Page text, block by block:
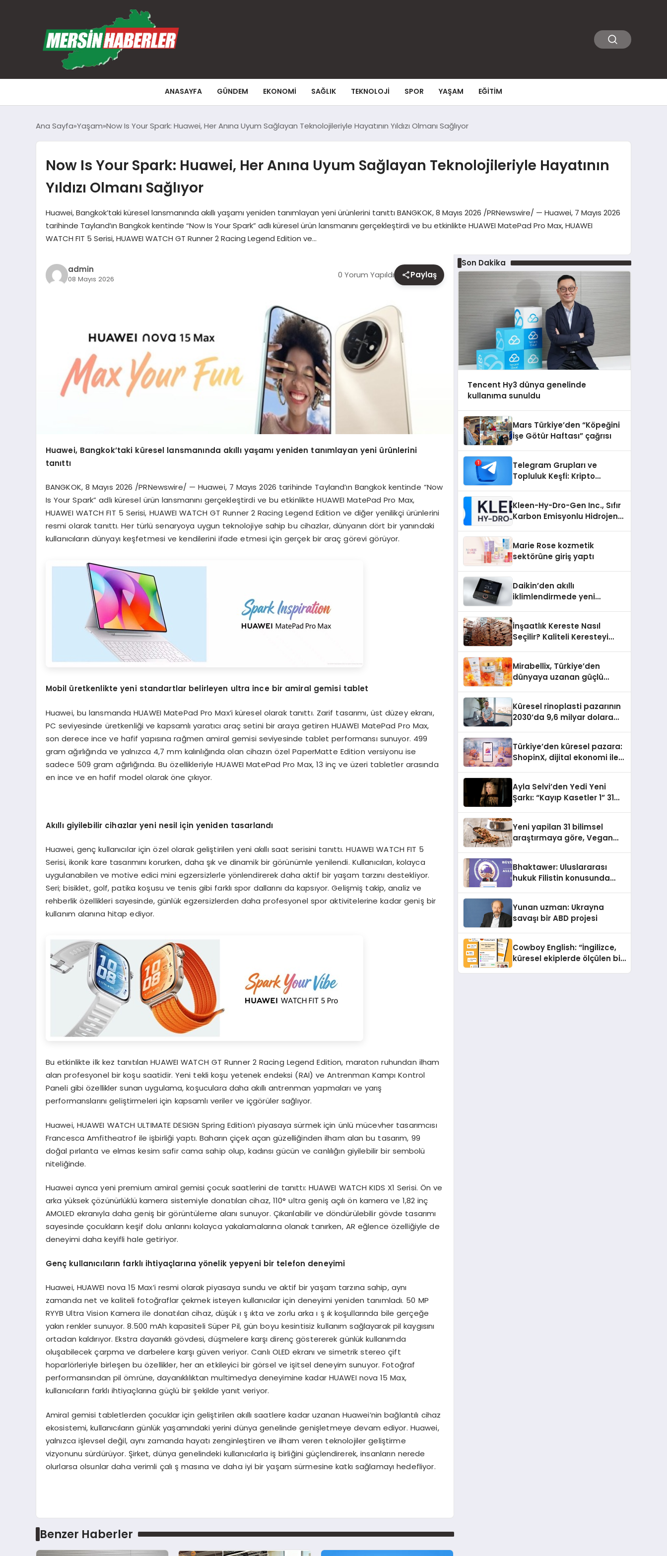
ANASAYFA GÜNDEM EKONOMI SAĞLIK TEKNOLOJI SPOR YAŞAM EĞITIM
Ana Sayfa Yaşam Now Is Your Spark: Huawei, Her Anına Uyum Sağlayan Teknolojileriyle Hayatının Yıldızı Olmanı Sağlıyor
Now Is Your Spark: Huawei, Her Anına Uyum Sağlayan Teknolojileriyle Hayatının
Yıldızı Olmanı Sağlıyor
Huawei, Bangkok’taki küresel lansmanında akıllı yaşamı yeniden tanımlayan yeni ürünlerini tanıttı BANGKOK, 8 Mayıs 2026 /PRNewswire/ — Huawei, 7 Mayıs 2026
tarihinde Tayland’ın Bangkok kentinde “Now Is Your Spark” adlı küresel ürün lansmanını gerçekleştirdi ve bu etkinlikte HUAWEI MatePad Pro Max, HUAWEI
WATCH FIT 5 Serisi, HUAWEI WATCH GT Runner 2 Racing Legend Edition ve…
admin
08 Mayıs 2026 0 Yorum Yapıldı Paylaş
Huawei, Bangkok’taki küresel lansmanında akıllı yaşamı yeniden tanımlayan yeni ürünlerini
tanıttı
BANGKOK, 8 Mayıs 2026 /PRNewswire/ — Huawei, 7 Mayıs 2026 tarihinde Tayland’ın Bangkok kentinde “Now
Is Your Spark” adlı küresel ürün lansmanını gerçekleştirdi ve bu etkinlikte HUAWEI MatePad Pro Max,
HUAWEI WATCH FIT 5 Serisi, HUAWEI WATCH GT Runner 2 Racing Legend Edition ve diğer yenilikçi ürünlerini
resmi olarak tanıttı. Her türlü senaryoya uygun teknolojiye sahip bu cihazlar, dünyanın dört bir yanındaki
kullanıcıların dünyayı keşfetmesi ve kendilerini ifade etmesi için gerçek bir araç görevi görüyor.
Mobil üretkenlikte yeni standartlar belirleyen ultra ince bir amiral gemisi tablet
Huawei, bu lansmanda HUAWEI MatePad Pro Max’i küresel olarak tanıttı. Zarif tasarımı, üst düzey ekranı,
PC seviyesinde üretkenliği ve kapsamlı yaratıcı araç setini bir araya getiren HUAWEI MatePad Pro Max,
son derece ince ve hafif yapısına rağmen amiral gemisi seviyesinde tablet performansı sunuyor. 499
gram ağırlığında ve yalnızca 4,7 mm kalınlığında olan cihazın özel PaperMatte Edition versiyonu ise
sadece 509 gram ağırlığında. Bu özellikleriyle HUAWEI MatePad Pro Max, 13 inç ve üzeri tabletler arasında
en ince ve en hafif model olarak öne çıkıyor.
Akıllı giyilebilir cihazlar yeni nesil için yeniden tasarlandı
Huawei, genç kullanıcılar için özel olarak geliştirilen yeni akıllı saat serisini tanıttı. HUAWEI WATCH FIT 5
Serisi, ikonik kare tasarımını korurken, daha şık ve dinamik bir görünümle yenilendi. Kullanıcıları, kolayca
uygulanabilen ve motive edici mini egzersizlerle yönlendirerek daha aktif bir yaşam tarzını destekliyor.
Seri; bisiklet, golf, patika koşusu ve tenis gibi farklı spor dallarını da kapsıyor. Gelişmiş takip, analiz ve
rehberlik özellikleri sayesinde, günlük egzersizlerden daha profesyonel spor aktivitelerine kadar geniş bir
kullanım alanına hitap ediyor.
Bu etkinlikte ilk kez tanıtılan HUAWEI WATCH GT Runner 2 Racing Legend Edition, maraton ruhundan ilham
alan profesyonel bir koşu saatidir. Yeni tekli koşu yetenek endeksi (RAI) ve Antrenman Kampı Kontrol
Paneli gibi özellikler sunan uygulama, koşuculara daha akıllı antrenman yapmaları ve yarış
performanslarını geliştirmeleri için kapsamlı veriler ve içgörüler sağlıyor.
Huawei, HUAWEI WATCH ULTIMATE DESIGN Spring Edition’ı piyasaya sürmek için ünlü mücevher tasarımcısı
Francesca Amfitheatrof ile işbirliği yaptı. Baharın çiçek açan güzelliğinden ilham alan bu tasarım, 99
doğal pırlanta ve elmas kesim safir cama sahip olup, kadınsı gücün ve canlılığın giyilebilir bir sembolü
niteliğinde.
Huawei ayrıca yeni premium amiral gemisi çocuk saatlerini de tanıttı: HUAWEI WATCH KIDS X1 Serisi. Ön ve
arka yüksek çözünürlüklü kamera sistemiyle donatılan cihaz, 110° ultra geniş açılı ön kamera ve 1,82 inç
AMOLED ekranıyla daha geniş bir görüntüleme alanı sunuyor. Çıkarılabilir ve döndürülebilir gövde tasarımı
sayesinde çocukların keşif dolu anlarını kolayca yakalamalarına olanak tanırken, AR eğlence özelliğiyle de
deneyimi daha keyifli hale getiriyor.
Genç kullanıcıların farklı ihtiyaçlarına yönelik yepyeni bir telefon deneyimi
Huawei, HUAWEI nova 15 Max’i resmi olarak piyasaya sundu ve aktif bir yaşam tarzına sahip, aynı
zamanda net ve kaliteli fotoğraflar çekmek isteyen kullanıcılar için deneyimi yeniden tanımladı. 50 MP
RYYB Ultra Vision Kamera ile donatılan cihaz, düşük ı ş ıkta ve zorlu arka ı ş ık koşullarında bile gerçeğe
yakın renkler sunuyor. 8.500 mAh kapasiteli Süper Pil, gün boyu kesintisiz kullanım sağlayarak pil kaygısını
ortadan kaldırıyor. Ekstra dayanıklı gövdesi, düşmelere karşı direnç göstererek günlük kullanımda
oluşabilecek çarpma ve darbelere karşı güven veriyor. Canlı OLED ekranı ve simetrik stereo çift
hoparlörleriyle birleşen bu özellikler, her an etkileyici bir görsel ve işitsel deneyim sunuyor. Fotoğraf
performansından pil ömrüne, dayanıklılıktan multimedya deneyimine kadar HUAWEI nova 15 Max,
kullanıcıların farklı ihtiyaçlarına güçlü bir şekilde yanıt veriyor.
Amiral gemisi tabletlerden çocuklar için geliştirilen akıllı saatlere kadar uzanan Huawei’nin bağlantılı cihaz
ekosistemi, kullanıcıların günlük yaşamındaki yerini dünya genelinde genişletmeye devam ediyor. Huawei,
yalnızca işlevsel değil, aynı zamanda hayatı zenginleştiren ve ilham veren teknolojiler geliştirme
vizyonunu sürdürüyor. Şirket, dünya genelindeki kullanıcılarla iş birliğini güçlendirerek, insanların nerede
olurlarsa olsunlar daha verimli çalı ş masına ve daha iyi bir yaşam sürmesine katkı sağlamayı hedefliyor.
Benzer Haberler
Son Dakika
Tencent Hy3 dünya genelinde
kullanıma sunuldu
Mars Türkiye’den “Köpeğini
İşe Götür Haftası” çağrısı
Telegram Grupları ve
Topluluk Keşfi: Kripto
Kleen-Hy-Dro-Gen Inc., Sıfır
Karbon Emisyonlu Hidrojen
Aldı
Marie Rose kozmetik
sektörüne giriş yaptı
Daikin’den akıllı
iklimlendirmede yeni
İnşaatlık Kereste Nasıl
Seçilir? Kaliteli Keresteyi
Mirabellix, Türkiye’den
dünyaya uzanan güçlü
Küresel rinoplasti pazarının
2030’da 9,6 milyar dolara
Türkiye’den küresel pazara:
ShopinX, dijital ekonomi ile
Ayla Selvi’den Yedi Yeni
Şarkı: “Kayıp Kasetler 1” 31
Yeni yapilan 31 bilimsel
araştırmaya göre, Vegan
Sindirildiğini Ortaya Koydu
Bhaktawer: Uluslararası
hukuk Filistin konusunda
Yunan uzman: Ukrayna
savaşı bir ABD projesi
Cowboy English: “İngilizce,
küresel ekiplerde ölçülen bir